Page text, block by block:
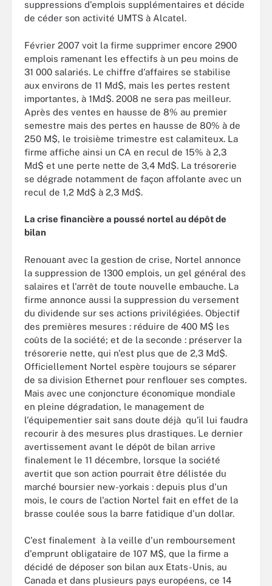
suppressions d'emplois supplémentaires et décide
de céder son activité UMTS à Alcatel.
Février 2007 voit la firme supprimer encore 2900
emplois ramenant les effectifs à un peu moins de
31 000 salariés. Le chiffre d'affaires se stabilise
aux environs de 11 Md$, mais les pertes restent
importantes, à 1Md$. 2008 ne sera pas meilleur.
Après des ventes en hausse de 8% au premier
semestre mais des pertes en hausse de 80% à de
250 M$, le troisième trimestre est calamiteux. La
firme affiche ainsi un CA en recul de 15% à 2,3
Md$ et une perte nette de 3,4 Md$. La trésorerie
se dégrade notamment de façon affolante avec un
recul de 1,2 Md$ à 2,3 Md$.
La crise financière a poussé nortel au dépôt de
bilan
Renouant avec la gestion de crise, Nortel annonce
la suppression de 1300 emplois, un gel général des
salaires et l'arrêt de toute nouvelle embauche. La
firme annonce aussi la suppression du versement
du dividende sur ses actions privilégiées. Objectif
des premières mesures : réduire de 400 M$ les
coûts de la société; et de la seconde : préserver la
trésorerie nette, qui n'est plus que de 2,3 Md$.
Officiellement Nortel espère toujours se séparer
de sa division Ethernet pour renflouer ses comptes.
Mais avec une conjoncture économique mondiale
en pleine dégradation, le management de
l'équipementier sait sans doute déjà qu'il lui faudra
recourir à des mesures plus drastiques. Le dernier
avertissement avant le dépôt de bilan arrive
finalement le 11 décembre, lorsque la société
avertit que son action pourrait être délistée du
marché boursier new-yorkais : depuis plus d'un
mois, le cours de l'action Nortel fait en effet de la
brasse coulée sous la barre fatidique d'un dollar.
C'est finalement à la veille d'un remboursement
d'emprunt obligataire de 107 M$, que la firme a
décidé de déposer son bilan aux Etats-Unis, au
Canada et dans plusieurs pays européens, ce 14